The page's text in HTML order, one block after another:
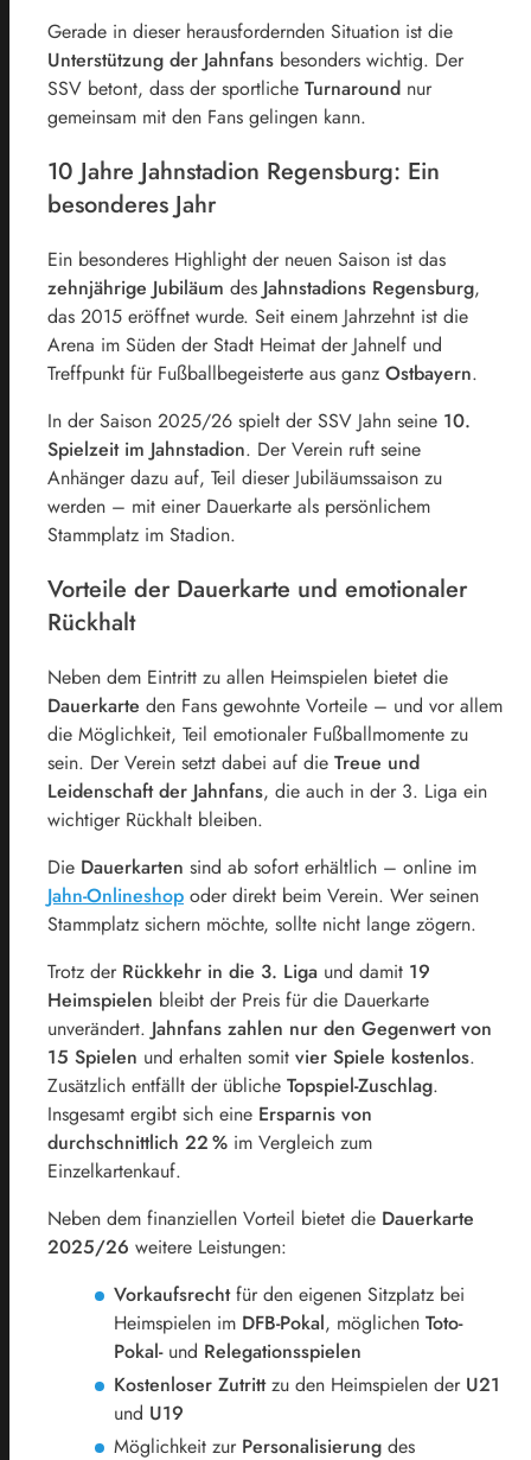
Gerade in dieser herausfordernden Situation ist die
Unterstützung der Jahnfans besonders wichtig. Der
SSV betont, dass der sportliche Turnaround nur
gemeinsam mit den Fans gelingen kann.
10 Jahre Jahnstadion Regensburg: Ein
besonderes Jahr
Ein besonderes Highlight der neuen Saison ist das
zehnjährige Jubiläum des Jahnstadions Regensburg,
das 2015 eröffnet wurde. Seit einem Jahrzehnt ist die
Arena im Süden der Stadt Heimat der Jahnelf und
Treffpunkt für Fußballbegeisterte aus ganz Ostbayern.
In der Saison 2025/26 spielt der SSV Jahn seine 10.
Spielzeit im Jahnstadion. Der Verein ruft seine
Anhänger dazu auf, Teil dieser Jubiläumssaison zu
werden – mit einer Dauerkarte als persönlichem
Stammplatz im Stadion.
Vorteile der Dauerkarte und emotionaler
Rückhalt
Neben dem Eintritt zu allen Heimspielen bietet die
Dauerkarte den Fans gewohnte Vorteile – und vor allem
die Möglichkeit, Teil emotionaler Fußballmomente zu
sein. Der Verein setzt dabei auf die Treue und
Leidenschaft der Jahnfans, die auch in der 3. Liga ein
wichtiger Rückhalt bleiben.
Die Dauerkarten sind ab sofort erhältlich – online im
Jahn-Onlineshop oder direkt beim Verein. Wer seinen
Stammplatz sichern möchte, sollte nicht lange zögern.
Trotz der Rückkehr in die 3. Liga und damit 19
Heimspielen bleibt der Preis für die Dauerkarte
unverändert. Jahnfans zahlen nur den Gegenwert von
15 Spielen und erhalten somit vier Spiele kostenlos.
Zusätzlich entfällt der übliche Topspiel-Zuschlag.
Insgesamt ergibt sich eine Ersparnis von
durchschnittlich 22 % im Vergleich zum
Einzelkartenkauf.
Neben dem finanziellen Vorteil bietet die Dauerkarte
2025/26 weitere Leistungen:
Vorkaufsrechtfür den eigenen Sitzplatz bei
Heimspielen im DFB-Pokal, möglichen Toto-
Pokal-und Relegationsspielen
Kostenloser Zutrittzu den Heimspielen der U21
und U19
Möglichkeit zur Personalisierung des